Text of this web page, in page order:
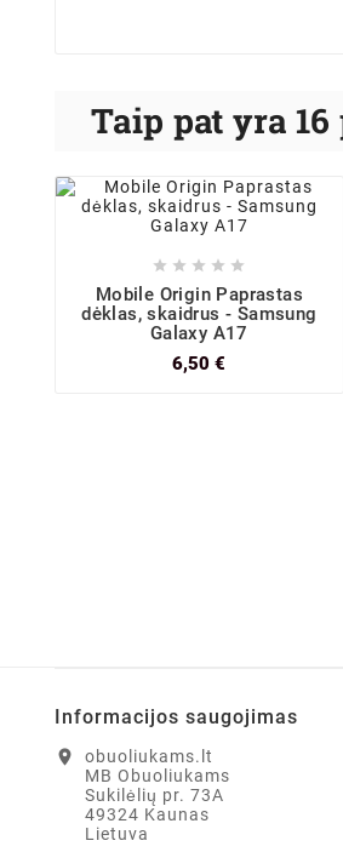
Taip pat yra
    
Mobile Origin Paprastas
dėklas, skaidrus - Samsung
Galaxy A17
6,50 €
Informacijos saugojimas
location_on
obuoliukams.lt
MB Obuoliukams
Sukilėlių pr. 73A
49324 Kaunas
Lietuva